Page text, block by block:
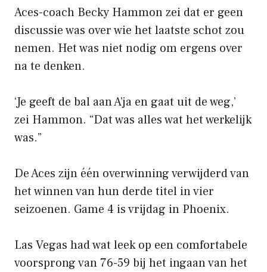
Aces-coach Becky Hammon zei dat er geen
discussie was over wie het laatste schot zou
nemen. Het was niet nodig om ergens over
na te denken.
‘Je geeft de bal aan A’ja en gaat uit de weg,’
zei Hammon. “Dat was alles wat het werkelijk
was.”
De Aces zijn één overwinning verwijderd van
het winnen van hun derde titel in vier
seizoenen. Game 4 is vrijdag in Phoenix.
Las Vegas had wat leek op een comfortabele
voorsprong van 76-59 bij het ingaan van het